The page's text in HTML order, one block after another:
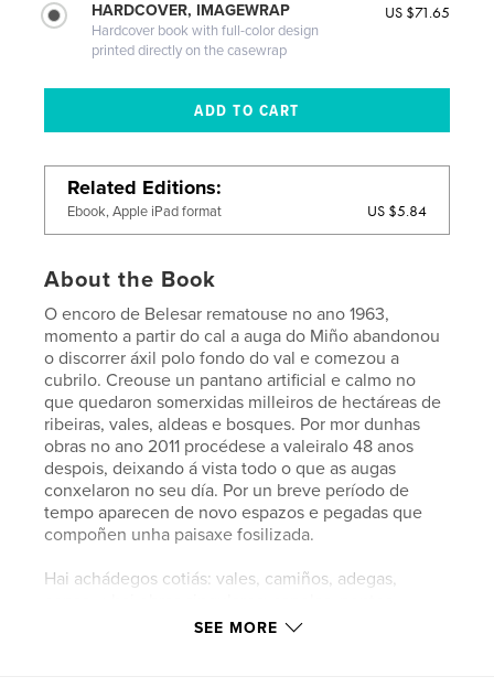
HARDCOVER, IMAGEWRAP
Hardcover book with full-color design
printed directly on the casewrap
US $71.65
Related Editions
Ebook, Apple iPad format US $5.84
About the Book
O encoro de Belesar rematouse no ano 1963,
momento a partir do cal a auga do Miño abandonou
o discorrer áxil polo fondo do val e comezou a
cubrilo. Creouse un pantano artificial e calmo no
que quedaron somerxidas milleiros de hectáreas de
ribeiras, vales, aldeas e bosques. Por mor dunhas
obras no ano 2011 procédese a valeiralo 48 anos
despois, deixando á vista todo o que as augas
conxelaron no seu día. Por un breve período de
tempo aparecen de novo espazos e pegadas que
compoñen unha paisaxe fosilizada.
Hai achádegos cotiás: vales, camiños, adegas,
caneiros, castros...; hai lembranzas de acá e de máis
SEE MORE